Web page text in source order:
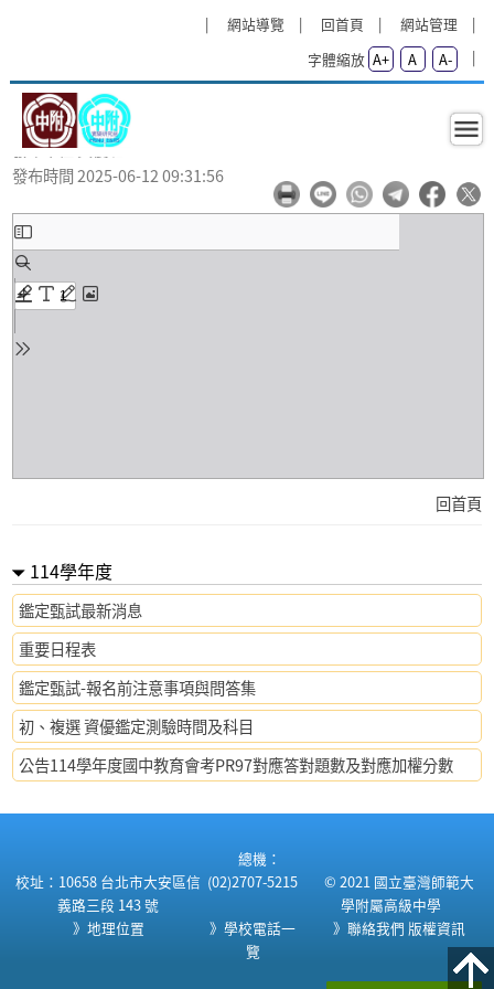
網站導覽
回首頁
網站管理
字體縮放 A+ A A-
公告114學年度國中教育會考PR97
公告114學年度國中教育會考PR97對
應答對題數及對應加權分數
發布單位 資優班
發布時間 2025-06-12 09:31:56
回首頁
回首頁
114學年度
鑑定甄試最新消息
重要日程表
鑑定甄試-報名前注意事項與問答集
初、複選 資優鑑定測驗時間及科目
公告114學年度國中教育會考PR97對應答對題數及對應加權分數
校址：10658 台北市大安區信
義路三段 143 號
》地理位置
總機：
(02)2707-5215
》學校電話一
覽
© 2021 國立臺灣師範大
學附屬高級中學
》聯絡我們 版權資訊